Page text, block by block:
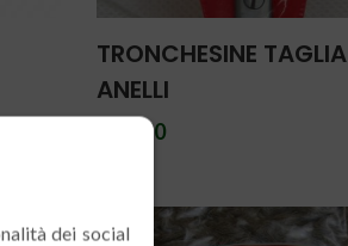
TRONCHESINE TAGLIA
ANELLI
€ 17.50
dei social